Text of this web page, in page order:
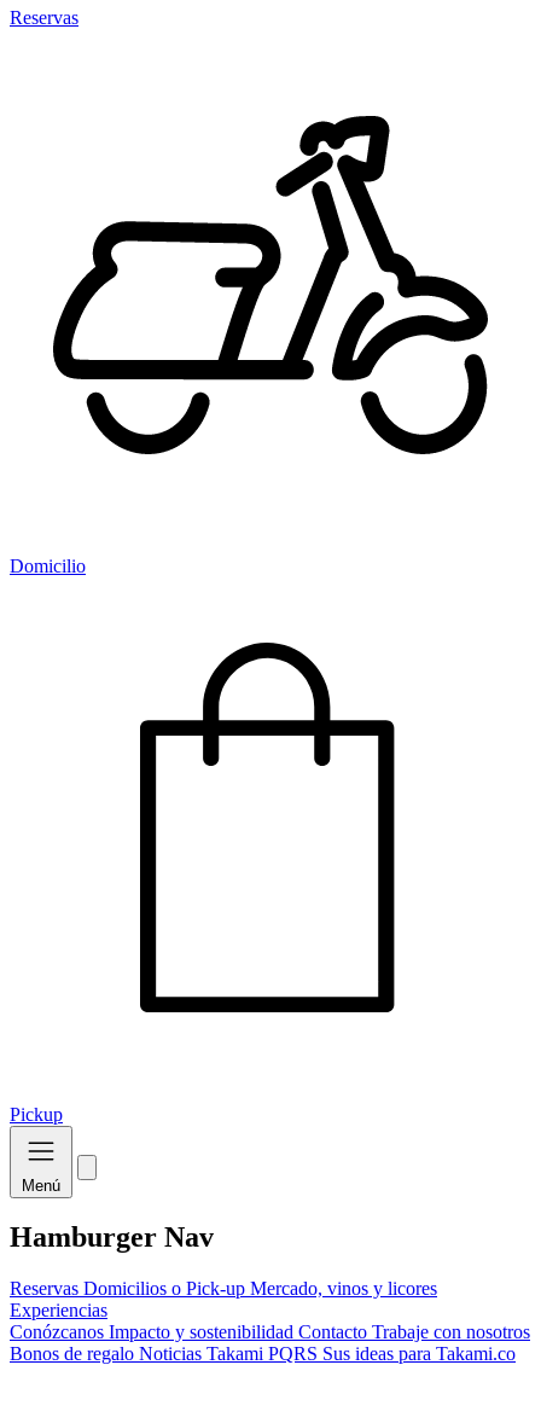
Reservas
Domicilio
Pickup
Menú
Hamburger Nav
Reservas Domicilios o Pick-up Mercado, vinos y licores
Experiencias
Conózcanos Impacto y sostenibilidad Contacto Trabaje con nosotros
Bonos de regalo Noticias Takami PQRS Sus ideas para Takami.co